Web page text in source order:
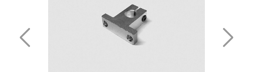
ЛИНЕЙНЫЕ ПОДШИПНИКИ И МОДУЛИ
КАБЕЛЬ-КАНАЛЫ СТАНОЧНЫЕ ГИБКИЕ